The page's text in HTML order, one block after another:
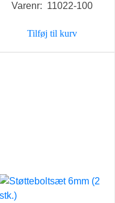
pris
1.000,00 kr..
Varenr: 11022-100
Tilføj til kurv